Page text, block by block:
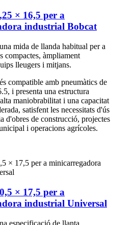
× 16,5 per a
industrial Bobcat
mida de llanda habitual per a
compactes, àmpliament
lleugers i mitjans.
compatible amb pneumàtics de
i presenta una estructura
maniobrabilitat i una capacitat
satisfent les necessitats d'ús
d'obres de construcció, projectes
i operacions agrícoles.
× 17,5 per a
industrial Universal
especificació de llanta